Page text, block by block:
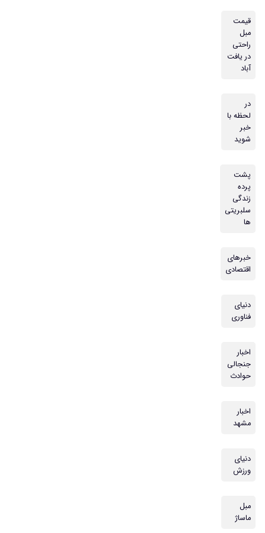
قیمت
مبل
راحتی
در یافت
آباد
در
لحظه با
خبر
شوید
پشت
پرده
زندگی
سلبریتی
ها
خبرهای
اقتصادی
دنیای
فناوری
اخبار
جنجالی
حوادث
اخبار
مشهد
دنیای
ورزش
مبل
ماساژ